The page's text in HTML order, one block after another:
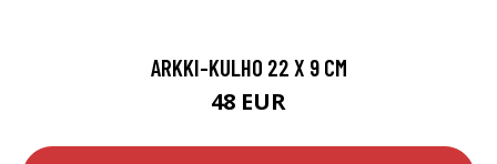
ARKKI-KULHO 22 X 9 CM
48 EUR